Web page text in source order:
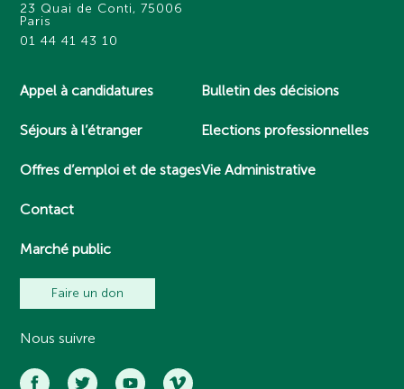
23 Quai de Conti, 75006
Paris
01 44 41 43 10
Appel à candidatures
Séjours à l’étranger
Offres d’emploi et de stages
Contact
Marché public
Bulletin des décisions
Elections professionnelles
Vie Administrative
Faire un don
Nous suivre